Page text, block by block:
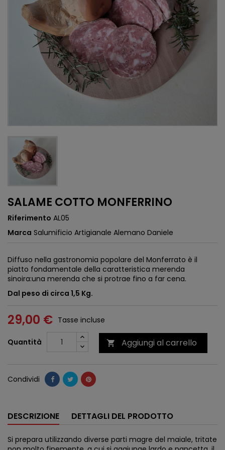
SALAME COTTO MONFERRINO
Riferimento AL05
Marca Salumificio Artigianale Alemano Daniele
Diffuso nella gastronomia popolare del Monferrato è il
piatto fondamentale della caratteristica merenda
sinoira:una merenda che si protrae fino a far cena.
Dal peso di circa 1,5 Kg.
29,00 € Tasse incluse
Quantità  Aggiungi al carrello
Condividi
DESCRIZIONE DETTAGLI DEL PRODOTTO
Si prepara utilizzando diverse parti magre del maiale, tritate